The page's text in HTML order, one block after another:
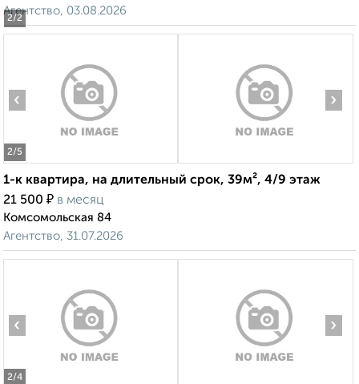
2/2
Агентство, 03.08.2026
2/5
‹ ›
1-к квартира, на длительный срок, 39м², 4/9 этаж
21 500 ₽ в месяц
Комсомольская 84
Агентство, 31.07.2026
2/4
‹ ›